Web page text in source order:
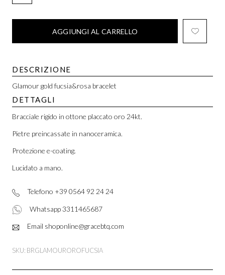
AGGIUNGI AL CARRELLO
DESCRIZIONE
Glamour gold fucsia&rosa bracelet
DETTAGLI
Bracciale rigido in ottone placcato oro 24kt.
Pietre preincassate in nanoceramica.
Protezione e-coating.
Lucidato a mano.
Telefono +39 0564 92 24 24
Whatsapp 3311465687
Email shoponline@gracebtq.com
SKU: BRGLAMOUROROFUCSIA